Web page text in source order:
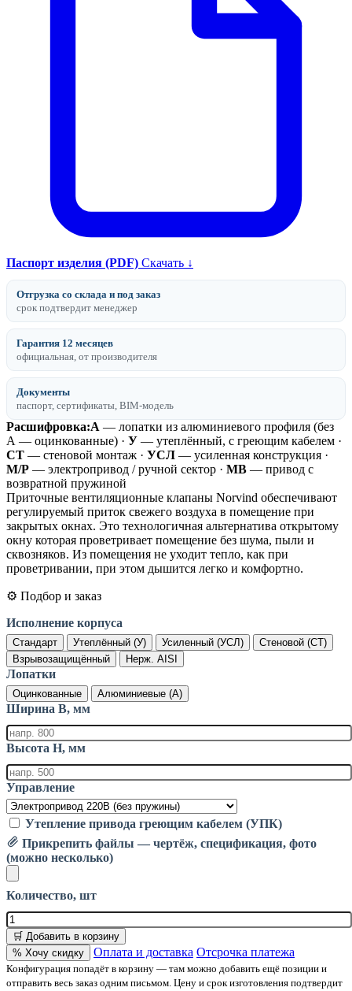
Паспорт изделия (PDF) Скачать ↓
Отгрузка со склада и под заказ
срок подтвердит менеджер
Гарантия 12 месяцев
официальная, от производителя
Документы
паспорт, сертификаты, BIM-модель
Расшифровка:А — лопатки из алюминиевого профиля (без
А — оцинкованные) · У — утеплённый, с греющим кабелем ·
СТ — стеновой монтаж · УСЛ — усиленная конструкция ·
М/Р — электропривод / ручной сектор · МВ — привод с
возвратной пружиной
Приточные вентиляционные клапаны Norvind обеспечивают
регулируемый приток свежего воздуха в помещение при
закрытых окнах. Это технологичная альтернатива открытому
окну которая проветривает помещение без шума, пыли и
сквозняков. Из помещения не уходит тепло, как при
проветривании, при этом дышится легко и комфортно.
⚙️ Подбор и заказ
Исполнение корпуса
Стандарт Утеплённый (У) Усиленный (УСЛ)
Стеновой (СТ)
Взрывозащищённый
Нерж. AISI
Лопатки
Оцинкованные Алюминиевые (А)
Ширина B, мм
Высота H, мм
Управление
Утепление привода греющим кабелем (УПК)
Прикрепить файлы — чертёж, спецификация, фото
(можно несколько)
Количество, шт
🛒 Добавить в корзину
% Хочу скидку
Оплата и доставка Отсрочка платежа
Конфигурация попадёт в корзину — там можно добавить ещё позиции и
отправить весь заказ одним письмом. Цену и срок изготовления подтвердит